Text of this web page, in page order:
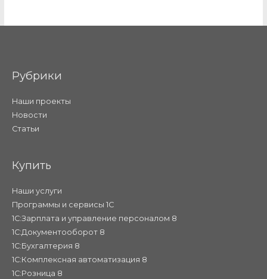
Рубрики
Наши проекты
Новости
Статьи
Купить
Наши услуги
Программы и сервисы 1С
1С:Зарплата и управление персоналом 8
1С:Документооборот 8
1С:Бухгалтерия 8
1С:Комплексная автоматизация 8
1С:Розница 8